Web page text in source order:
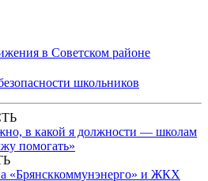
в Советском районе
школьников
в какой я должности — школам
помогать»
а «Брянсккоммунэнерго» и ЖКХ